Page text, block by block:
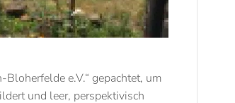
e.V.“ gepachtet, um
und leer, perspektivisch